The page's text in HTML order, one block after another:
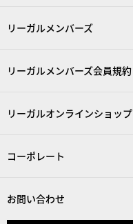
リーガルメンバーズ
リーガルメンバーズ会員規約
リーガルオンラインショップ
コーポレート
お問い合わせ